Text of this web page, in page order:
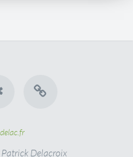
delac.fr
Patrick Delacroix